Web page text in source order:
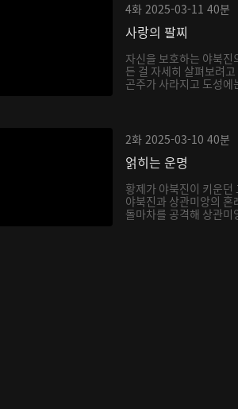
4화 2025-03-11 40분
사랑의 팔찌
자신을 보호하는 야북
든 걸 자세히 살펴보려
곤주가 사라지고 도성
2화 2025-03-10 40분
얽히는 운명
황제가 야북진이 키운
야북진과 상관미앙의
돌마차를 공격해 상관